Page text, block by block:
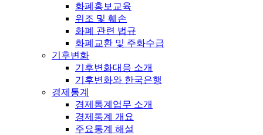
화폐홍보교육
위조 및 훼손
화폐 관련 법규
화폐교환 및 주화수급
기후변화
기후변화대응 소개
기후변화와 한국은행
경제통계
경제통계업무 소개
경제통계 개요
주요통계 해설